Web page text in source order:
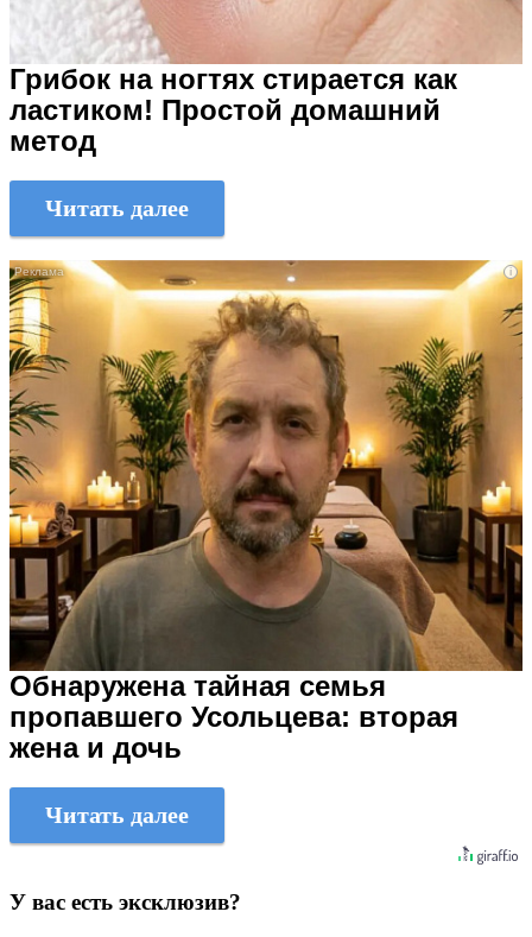
Грибок на ногтях стирается как
ластиком! Простой домашний
метод
Читать далее
i
Обнаружена тайная семья
пропавшего Усольцева: вторая
жена и дочь
Читать далее
У вас есть эксклюзив?